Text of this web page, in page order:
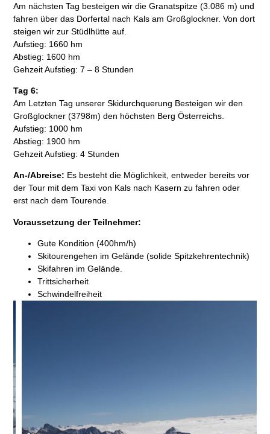
Am nächsten Tag besteigen wir die Granatspitze (3.086 m) und
fahren über das Dorfertal nach Kals am Großglockner. Von dort
steigen wir zur Stüdlhütte auf.
Aufstieg: 1660 hm
Abstieg: 1600 hm
Gehzeit Aufstieg: 7 – 8 Stunden
Tag 6:
Am Letzten Tag unserer Skidurchquerung Besteigen wir den
Großglockner (3798m) den höchsten Berg Österreichs.
Aufstieg: 1000 hm
Abstieg: 1900 hm
Gehzeit Aufstieg: 4 Stunden
An-/Abreise: Es besteht die Möglichkeit, entweder bereits vor
der Tour mit dem Taxi von Kals nach Kasern zu fahren oder
erst nach dem Tourende.
Voraussetzung der Teilnehmer:
Gute Kondition (400hm/h)
Skitourengehen im Gelände (solide Spitzkehrentechnik)
Skifahren im Gelände.
Trittsicherheit
Schwindelfreiheit